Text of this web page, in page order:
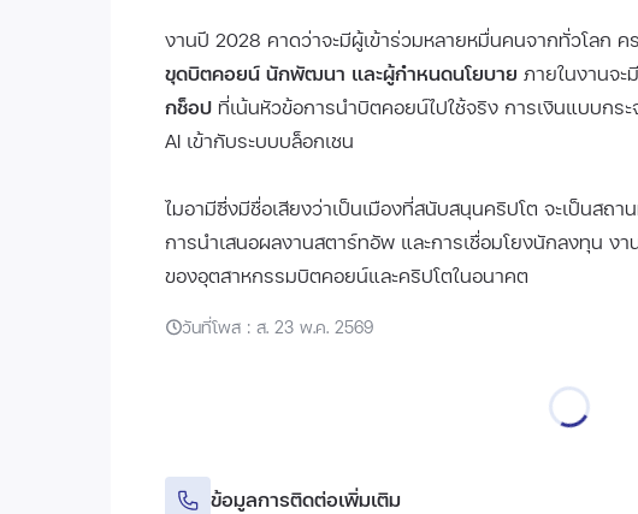
งานปี 2028 คาดว่าจะมีผู้เข้าร่วมหลายหมื่นคนจากทั่วโลก
ขุดบิตคอยน์ นักพัฒนา และผู้กำหนดนโยบาย ภายในงานจะมี
กช็อป ที่เน้นหัวข้อการนำบิตคอยน์ไปใช้จริง การเงินแบบกร
AI เข้ากับระบบบล็อกเชน
ไมอามีซึ่งมีชื่อเสียงว่าเป็นเมืองที่สนับสนุนคริปโต จะเป็นสถา
การนำเสนอผลงานสตาร์ทอัพ และการเชื่อมโยงนักลงทุน ง
ของอุตสาหกรรมบิตคอยน์และคริปโตในอนาคต
วันที่โพส : ส. 23 พ.ค. 2569
ข้อมูลการติดต่อเพิ่มเติม